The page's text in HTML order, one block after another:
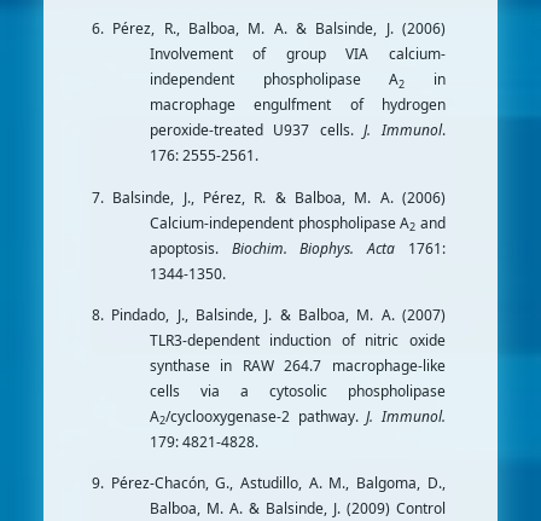
6. Pérez, R., Balboa, M. A. & Balsinde, J. (2006)
Involvement of group VIA calcium-
independent phospholipase A2
in
macrophage engulfment of hydrogen
peroxide-treated U937 cells.J. Immunol.
176: 2555-2561.
7. Balsinde, J., Pérez, R. & Balboa, M. A. (2006)
Calcium-independent phospholipase A2 and
apoptosis. Biochim. Biophys. Acta 1761:
1344-1350.
8. Pindado, J., Balsinde, J. & Balboa, M. A. (2007)
TLR3-dependent induction of nitric oxide
synthase in RAW 264.7 macrophage-like
cells via a cytosolic phospholipase
A2/cyclooxygenase-2 pathway.J. Immunol.
179: 4821-4828.
9. Pérez-Chacón, G., Astudillo, A. M., Balgoma, D.,
Balboa, M. A. & Balsinde, J. (2009) Control